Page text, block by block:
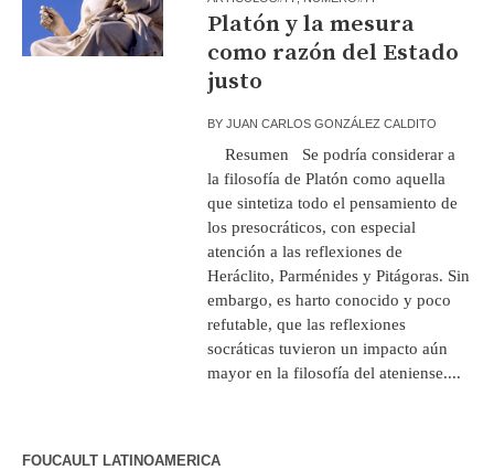
Platón y la mesura
como razón del Estado
justo
BYJUAN CARLOS GONZÁLEZ CALDITO
Resumen Se podría considerar a
la filosofía de Platón como aquella
que sintetiza todo el pensamiento de
los presocráticos, con especial
atención a las reflexiones de
Heráclito, Parménides y Pitágoras. Sin
embargo, es harto conocido y poco
refutable, que las reflexiones
socráticas tuvieron un impacto aún
mayor en la filosofía del ateniense....
FOUCAULT LATINOAMERICA